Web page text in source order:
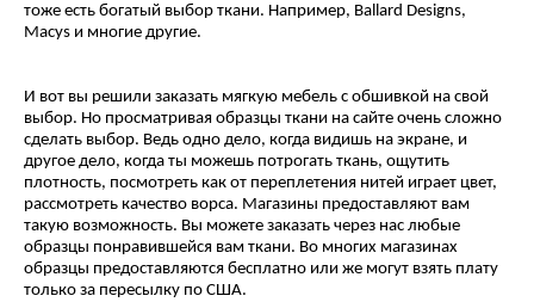
тоже есть богатый выбор ткани. Например, Ballard Designs,
Macys и многие другие.
И вот вы решили заказать мягкую мебель с обшивкой на свой
выбор. Но просматривая образцы ткани на сайте очень сложно
сделать выбор. Ведь одно дело, когда видишь на экране, и
другое дело, когда ты можешь потрогать ткань, ощутить
плотность, посмотреть как от переплетения нитей играет цвет,
рассмотреть качество ворса. Магазины предоставляют вам
такую возможность. Вы можете заказать через нас любые
образцы понравившейся вам ткани. Во многих магазинах
образцы предоставляются бесплатно или же могут взять плату
только за пересылку по США.